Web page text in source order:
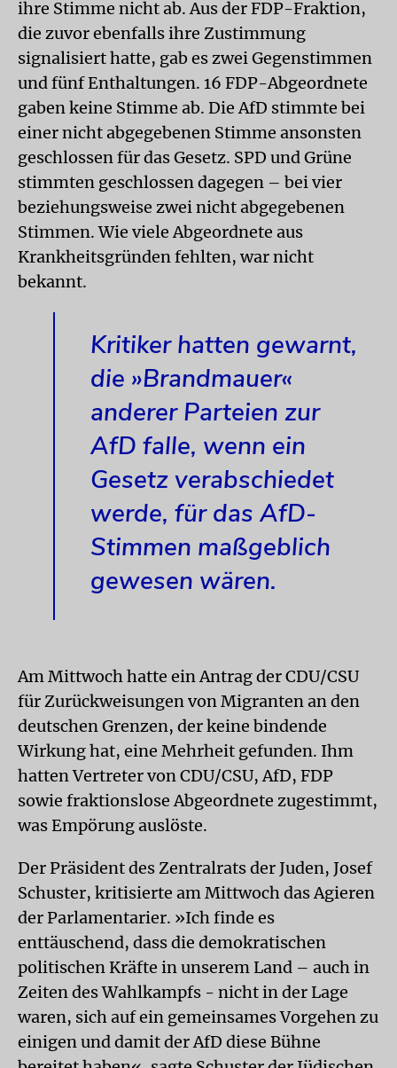
ihre Stimme nicht ab. Aus der FDP-Fraktion,
die zuvor ebenfalls ihre Zustimmung
signalisiert hatte, gab es zwei Gegenstimmen
und fünf Enthaltungen. 16 FDP-Abgeordnete
gaben keine Stimme ab. Die AfD stimmte bei
einer nicht abgegebenen Stimme ansonsten
geschlossen für das Gesetz. SPD und Grüne
stimmten geschlossen dagegen – bei vier
beziehungsweise zwei nicht abgegebenen
Stimmen. Wie viele Abgeordnete aus
Krankheitsgründen fehlten, war nicht
bekannt.
Kritiker hatten gewarnt,
die »Brandmauer«
anderer Parteien zur
AfD falle, wenn ein
Gesetz verabschiedet
werde, für das AfD-
Stimmen maßgeblich
gewesen wären.
Am Mittwoch hatte ein Antrag der CDU/CSU
für Zurückweisungen von Migranten an den
deutschen Grenzen, der keine bindende
Wirkung hat, eine Mehrheit gefunden. Ihm
hatten Vertreter von CDU/CSU, AfD, FDP
sowie fraktionslose Abgeordnete zugestimmt,
was Empörung auslöste.
Der Präsident des Zentralrats der Juden, Josef
Schuster, kritisierte am Mittwoch das Agieren
der Parlamentarier. »Ich finde es
enttäuschend, dass die demokratischen
politischen Kräfte in unserem Land – auch in
Zeiten des Wahlkampfs - nicht in der Lage
waren, sich auf ein gemeinsames Vorgehen zu
einigen und damit der AfD diese Bühne